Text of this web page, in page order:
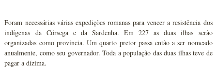
Foram necessárias várias expedições romanas para vencer a resistência dos
indígenas da Córsega e da Sardenha. Em 227 as duas ilhas serão
organizadas como província. Um quarto pretor passa então a ser nomeado
anualmente, como seu governador. Toda a população das duas ilhas teve de
pagar a dízima.